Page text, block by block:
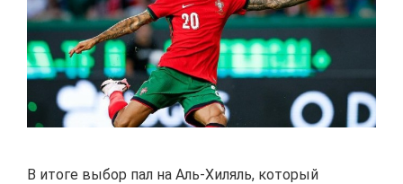
В итоге выбор пал на Аль-Хиляль, который